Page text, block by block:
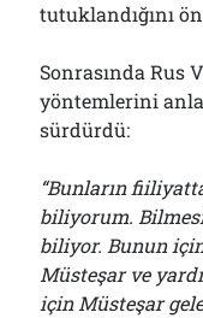
tutuklandığını
Sonrasında Rus
yöntemlerini
sürdürdü:
“Bunların
biliyorum.
biliyor. Bunun
Müsteşar ve
için Müsteşar